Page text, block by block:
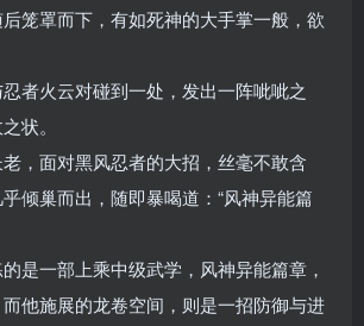
笼罩而下，有如死神的大手掌一般，欲
者火云对碰到一处，发出一阵呲呲之
状。
，面对黑风忍者的大招，丝毫不敢含
倾巢而出，随即暴喝道：“风神异能篇
是一部上乘中级武学，风神异能篇章，
他施展的龙卷空间，则是一招防御与进